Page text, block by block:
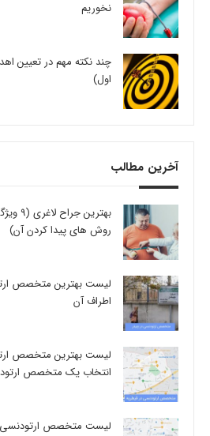
نخوریم
چند نکته مهم در
اول)
آخرین مطالب
روش های پیدا کردن آن)
لیست بهترین متخصص
اطراف آن
لیست بهترین متخصص
انتخاب یک متخصص
لیست متخصص ارتودنسی